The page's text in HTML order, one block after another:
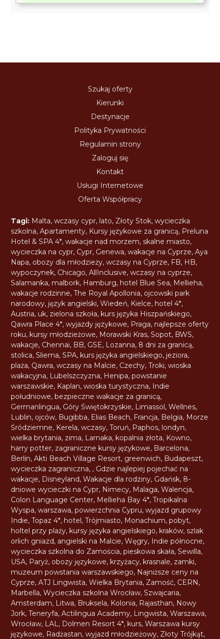
Szukaj oferty
Kierunki
Destynacje
Polityka Prywatności
Regulamin strony
Zaloguj się
Kontakt
Usługi Internetowe
Oferta Współpracy
Tagi: Malta,wczasy cypr, lato, Złoty Stok,wycieczka
szkolna,Apartamenty, Kursy językowe za granicą, Preluna
Hotel & SPA 4*,wakacje nad morzem,skalne miasto,
wycieczka na cypr, Cypr, Genewa,wakacje na Cyprze,Aya
Napa, obozy dla młodzieży,wczasy na Cyprze, FB, HB,
wypoczynek, Chicago,AllInclusive,wczasy na cyprze,
Salamanka, malbork, Hamburg, hotel Blue Sea, Mellieha,
wakacje rodzinne,The Royal Apollonia, ojcowski park
narodowy, język angielski,Wiedeń, Kielce, hotel 4*,
Austria, uk, zielona szkoła, kurs języka Hiszpańskiego,
Qawra Place 4*,wyjazdy językowe, Praga, najlepsze oferty
roku, kursy młodzieżowe, Morawski Kras,Sopot, BWS,
wakacje, Chennai, BB, GSE, Lozanna, 8 dni za granicą,
stolica,Sliema,SPA, kurs języka angielskiego, jeziora,
plaża, Qawra,wczasy na Malcie, Czechy,Troki,wioska
wakacyjna, Lubelszczyzna, Henipa,powstanie
warszawskie, Kaplan,wioska turystyczna, Indie
południowe,bezpieczne wakacje za granicą,
Germanlingua, Góry Świętokrzyskie, Limassol,Wellnes,
Lublin, ojców, Bugibba, Elias Beach, Francja, Belgia, Morze
Śródziemne, Kerela,wczasy,Toruń, Paphos, londyn,
wielka brytania, zima, Larnaka, kopalnia złota, Kowno,
harry potter, zagraniczne kursy językowe, Barcelona,
Berlin,Akti Beach Village Resort, greenwich, Budapeszt,
wycieczka zagraniczna, , Gdzie najlepiej pojechać na
wakacje, Disneyland,Wakacje dla rodziny, Gdańsk, 8-
dniowe wycieczki na Cypr, Nimecy, Malaga,Walencja,
Colon Language Center, Mellieha Bay 4*,Tropikalna
Wyspa,warszawa,powierzchnia Cypru,wyjazd grupowy
Indie,Topaz 4*, hotel,Trójmiasto, Monachium,pobyt,
holtel przy plaży, kursy języka angielskiego, kraków,szlak
orlich gniazd, angielski na Malcie,Węgry, Indie północne,
wycieczka szkolna do Zamościa,pieskowa skała,Sewilla,
USA, Paryż, obozy językowe, krzyżacy, krasnale, zamki,
muzeum powstania warszawskiego, Najniższe ceny na
Cyprze,ATJ Lingwista,Wielka Brytania, Zamość, CERN,
Marbella,Wycieczka szkolna Wrocław,Szwajcaria,
Amsterdam, Litwa, Bruksela, Kolonia, Rajasthan, Nowy
Jork,Teneryfa,Actilingua Academy, Lingwista,Warszawa,
Wrocław, LAL, Dolmen Resort 4*, kurs,Warszawa kursy
językowe, Radżastan,wyjazd młodzieżowy, Złoty Trójkąt,